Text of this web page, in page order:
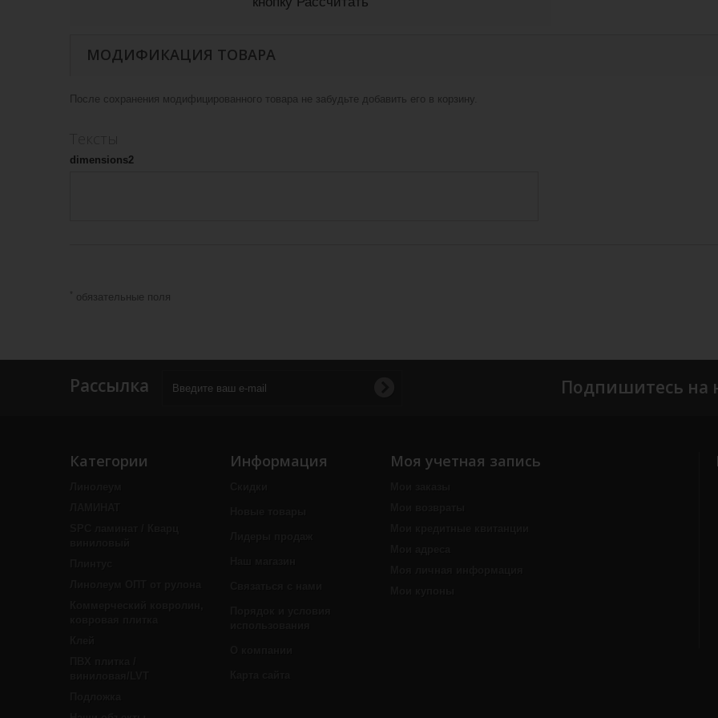
МОДИФИКАЦИЯ ТОВАРА
После сохранения модифицированного товара не забудьте добавить его в корзину.
dimensions2
обязательные поля
Рассылка Подпишитесь на
Категории Информация Моя учетная запись